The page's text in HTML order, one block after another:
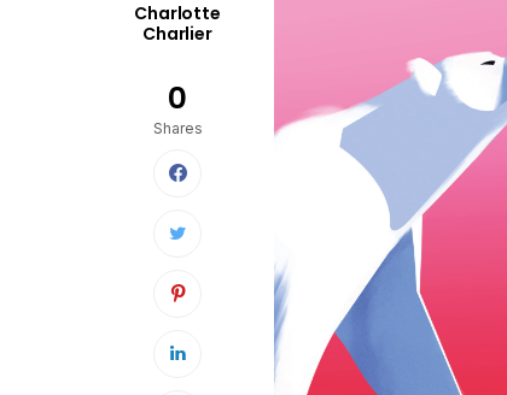
Charlotte
Charlier
0
Shares